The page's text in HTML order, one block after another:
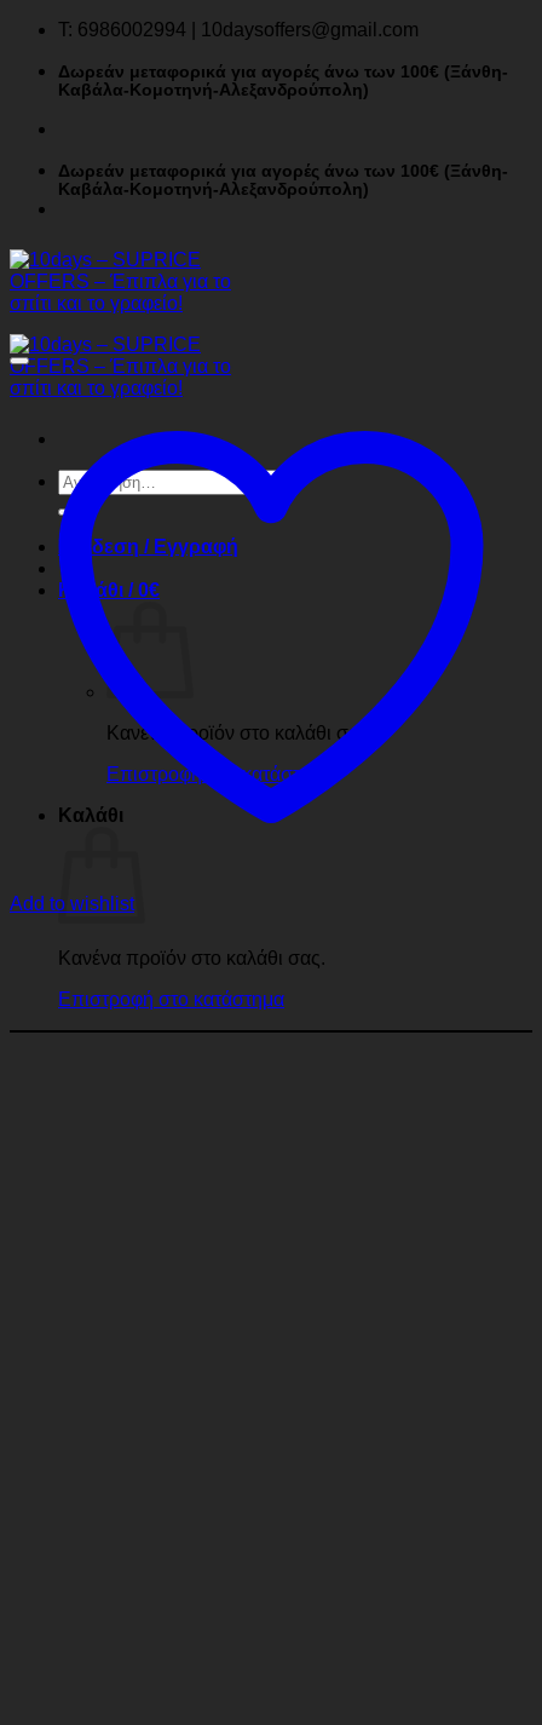
Μετάβαση
περιεχόμενο
T: 6986002994 | 10daysoffers@gmail.com
Δωρεάν μεταφορικά για αγορές άνω των 100€ (Ξάνθη-
Καβάλα-Κομοτηνή-Αλεξανδρούπολη)
Δωρεάν μεταφορικά για αγορές άνω των 100€ (Ξάνθη-
Καβάλα-Κομοτηνή-Αλεξανδρούπολη)
Αναζήτηση
για:
Σύνδεση / Εγγραφή
Καλάθι /0€
Κανένα προϊόν στο καλάθι σας.
Επιστροφή στο κατάστημα
Καλάθι
Κανένα προϊόν στο καλάθι σας.
Επιστροφή στο κατάστημα
Add to wishlist